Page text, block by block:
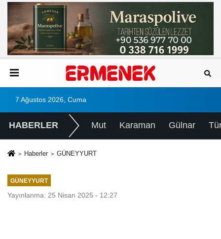
7 Ağustos 2026, Cuma
HABERLER Mut Karaman Gülnar
Haberler GÜNEYYURT
GÜNEYYURT
Yayınlanma: 25 Nisan 2025 - 12:27